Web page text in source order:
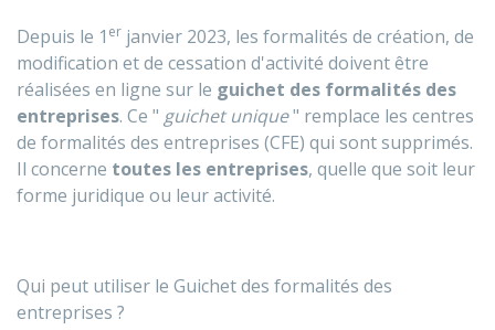
Depuis le 1 er janvier 2023, les formalités de création, de
modification et de cessation d'activité doivent être
réalisées en ligne sur le guichet des formalités des
entreprises. Ce " guichet unique" remplace les centres
de formalités des entreprises (CFE) qui sont supprimés.
Il concerne toutes les entreprises, quelle que soit leur
forme juridique ou leur activité.
Qui peut utiliser le Guichet des formalités des
entreprises ?